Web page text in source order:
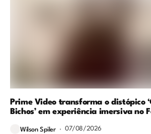
Prime Video transforma o distópico
Bichos’ em experiência imersiva no
Wilson Spiler 07/08/2026